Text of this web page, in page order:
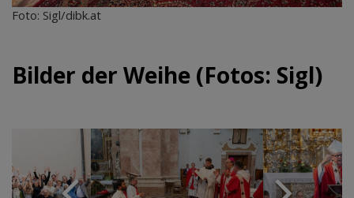
Foto: Sigl/dibk.at
Bilder der Weihe (Fotos: Sigl)